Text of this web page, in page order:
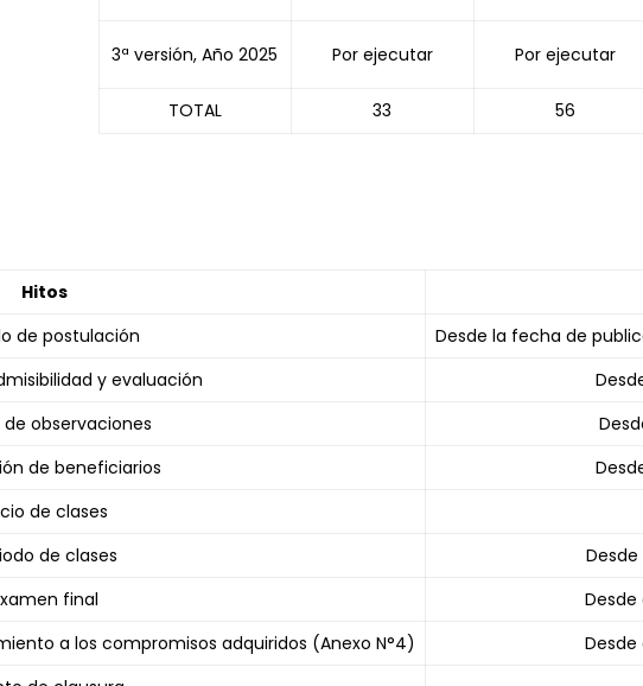
3ª versión, Año 2025 Por ejecutar Por ejecutar
TOTAL 33 56
Hitos
de postulación
Desde la fecha de
y evaluación
de observaciones
de beneficiarios
de clases
de clases
final
a los compromisos adquiridos (Anexo N°4)